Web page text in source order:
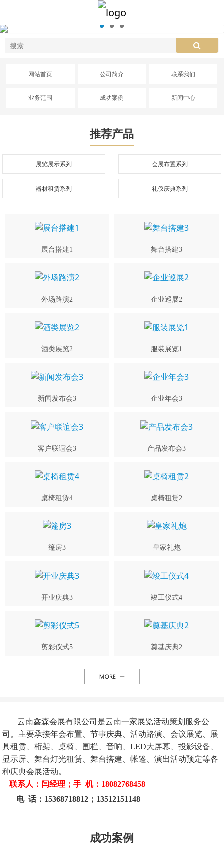
网站首页 公司简介 联系我们
业务范围 成功案例 新闻中心
推荐产品
展览展示系列 会展布置系列
器材租赁系列 礼仪庆典系列
展台搭建1 舞台搭建3
外场路演2 企业巡展2
酒类展览2 服装展览1
新闻发布会3 企业年会3
客户联谊会3 产品发布会3
桌椅租赁4 桌椅租赁2
篷房3 皇家礼炮
开业庆典3 竣工仪式4
剪彩仪式5 奠基庆典2
云南鑫森会展有限公司是云南一家展览活动策划服务公
司。主要承接年会布置、节事庆典、活动路演、会议展览、展
具租赁、桁架、桌椅、围栏、音响、LED大屏幕、投影设备、
显示屏、舞台灯光租赁、舞台搭建、帐篷、演出活动预定等各
种庆典会展活动。
联系人：闫经理；手 机：18082768458
电 话：15368718812；13512151148
成功案例